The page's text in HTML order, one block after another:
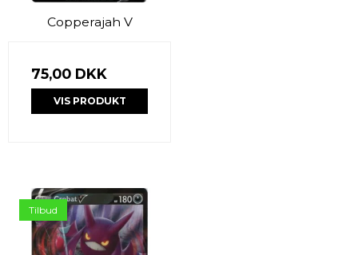
Copperajah V
75,00 DKK
VIS PRODUKT
Tilbud